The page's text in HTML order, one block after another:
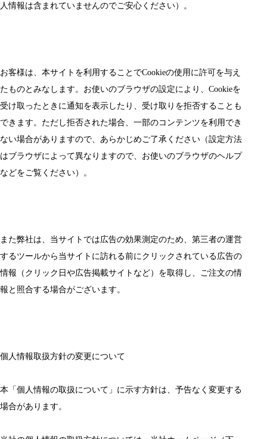
人情報は含まれていませんのでご安心ください）。
お客様は、本サイトを利用することでCookieの使用に許可を与え
たものとみなします。お使いのブラウザの設定により、Cookieを
受け取ったときに通知を表示したり、受け取りを拒否することも
できます。ただし拒否された場合、一部のコンテンツを利用でき
ない場合がありますので、あらかじめご了承ください（設定方法
はブラウザによって異なりますので、お使いのブラウザのヘルプ
などをご覧ください）。
また弊社は、当サイトでは広告の効果測定のため、第三者の運営
するツールから当サイトに訪れる前にクリックされている広告の
情報（クリック日や広告掲載サイトなど）を取得し、ご注文の情
報と照合する場合がございます。
個人情報取扱方針の変更について
本「個人情報の取扱について」に示す方針は、予告なく変更する
場合があります。